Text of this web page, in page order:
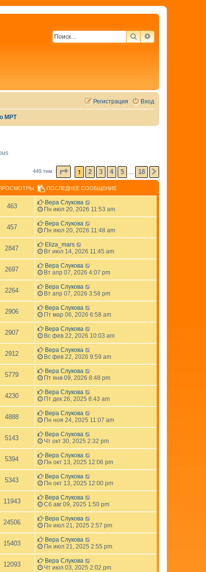
ПОИСКРАСШИРЕННЫЙ
Вход
Регистрация
МРТ
449 тем СТРАНИЦА ИЗ 18
1 2 3 4 5 18
ПОСЛЕДНЕЕ СООБЩЕНИЕ
463
Вера Слукова
Пн июл 20, 2026 11:53 am
457
Вера Слукова
Пн июл 20, 2026 11:48 am
2847
Eliza_mars
Вт июл 14, 2026 11:45 am
2697
Вера Слукова
Вт апр 07, 2026 4:07 pm
2264
Вера Слукова
Вт апр 07, 2026 3:58 pm
2906
Вера Слукова
Пт мар 06, 2026 6:58 am
2907
Вера Слукова
Вс фев 22, 2026 10:03 am
2912
Вера Слукова
Вс фев 22, 2026 9:59 am
5779
Вера Слукова
Пт янв 09, 2026 8:48 pm
4230
Вера Слукова
Пт дек 26, 2025 8:43 am
4888
Вера Слукова
Пн ноя 24, 2025 11:07 am
5143
Вера Слукова
Чт окт 30, 2025 2:32 pm
5394
Вера Слукова
Пн окт 13, 2025 12:06 pm
5343
Вера Слукова
Пн окт 13, 2025 12:00 pm
11943
Вера Слукова
Сб авг 09, 2025 1:50 pm
24506
Вера Слукова
Пн июл 21, 2025 2:57 pm
15403
Вера Слукова
Пн июл 21, 2025 2:55 pm
12093
Вера Слукова
Чт июл 03, 2025 2:02 pm